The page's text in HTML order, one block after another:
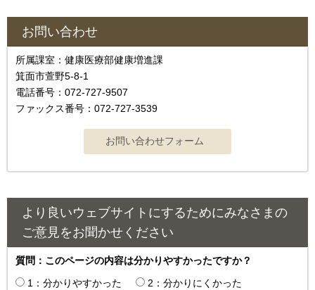
お問い合わせ
所属課室：健康医療部健康増進課
箕面市萱野5-8-1
電話番号：072-727-9507
ファックス番号：072-727-3539
より良いウェブサイトにするためにみなさまの
ご意見をお聞かせください
質問：このページの内容は分かりやすかったですか？
1：分かりやすかった
2：分かりにくかった